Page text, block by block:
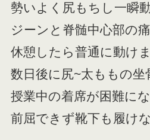
勢いよく尻もちし一瞬
ジーンと脊髄中心部の
休憩したら普通に動けま
数日後に尻~太ももの坐
授業中の着席が困難に
前屈できず靴下も履け